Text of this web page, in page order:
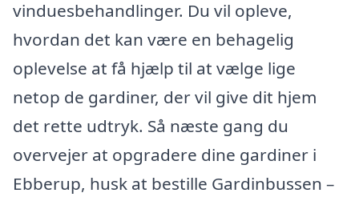
vinduesbehandlinger. Du vil opleve,
hvordan det kan være en behagelig
oplevelse at få hjælp til at vælge lige
netop de gardiner, der vil give dit hjem
det rette udtryk. Så næste gang du
overvejer at opgradere dine gardiner i
Ebberup, husk at bestille Gardinbussen –